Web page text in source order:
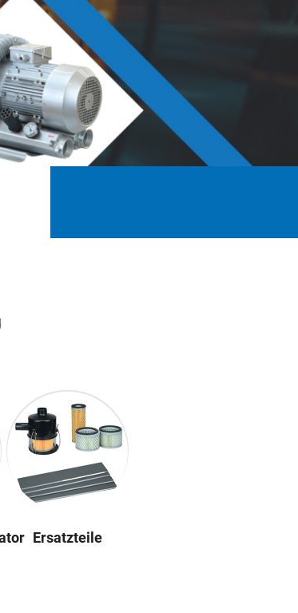
Ersatzteile